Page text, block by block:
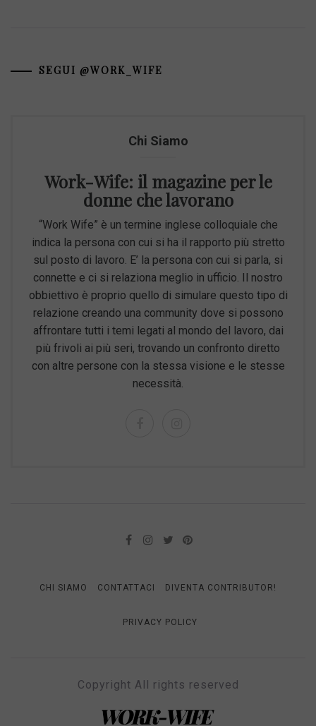
SEGUI @WORK_WIFE
Chi Siamo
Work-Wife: il magazine per le
donne che lavorano
“Work Wife” è un termine inglese colloquiale che
indica la persona con cui si ha il rapporto più stretto
sul posto di lavoro. E’ la persona con cui si parla, si
connette e ci si relaziona meglio in ufficio. Il nostro
obbiettivo è proprio quello di simulare questo tipo di
relazione creando una community dove si possono
affrontare tutti i temi legati al mondo del lavoro, dai
più frivoli ai più seri, trovando un confronto diretto
con altre persone con la stessa visione e le stesse
necessità.
CHI SIAMO CONTATTACI DIVENTA CONTRIBUTOR!
PRIVACY POLICY
Copyright All rights reserved
WORK-WIFE